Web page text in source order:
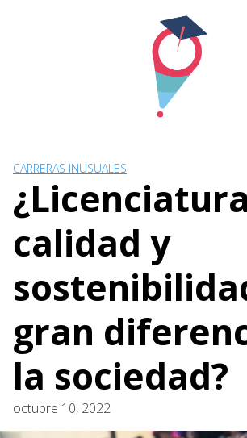
CARRERAS INUSUALES
calidad y
gran
la sociedad?
octubre 10, 2022